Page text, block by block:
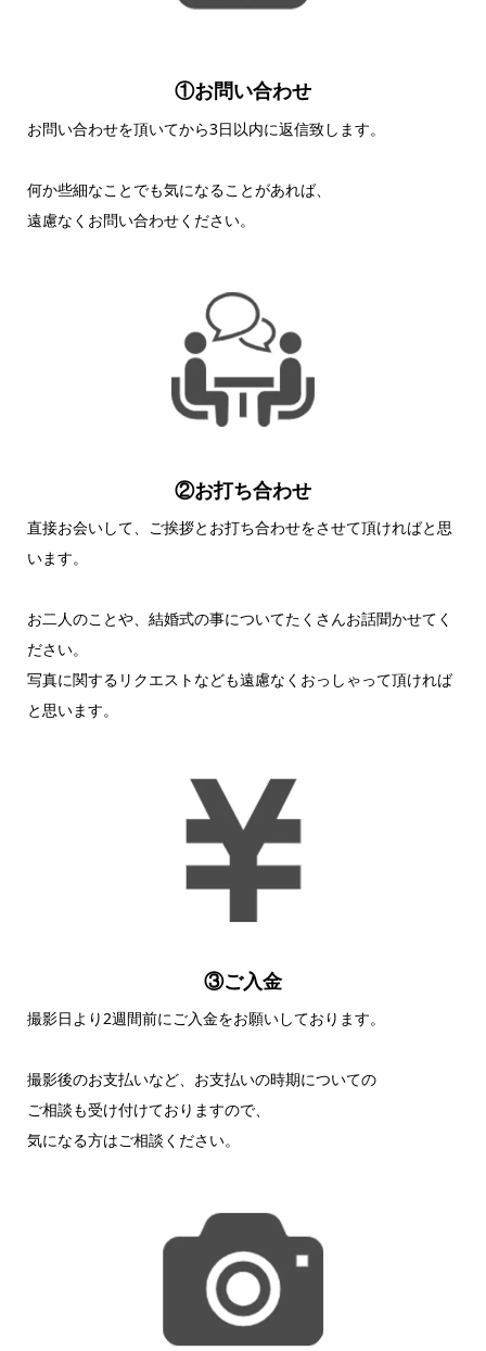
①お問い合わせ
お問い合わせを頂いてから3日以内に返信致します。
何か些細なことでも気になることがあれば、
遠慮なくお問い合わせください。
②お打ち合わせ
直接お会いして、ご挨拶とお打ち合わせをさせて頂ければと思
います。
お二人のことや、結婚式の事についてたくさんお話聞かせてく
ださい。
写真に関するリクエストなども遠慮なくおっしゃって頂ければ
と思います。
③ご入金
撮影日より2週間前にご入金をお願いしております。
撮影後のお支払いなど、お支払いの時期についての
ご相談も受け付けておりますので、
気になる方はご相談ください。